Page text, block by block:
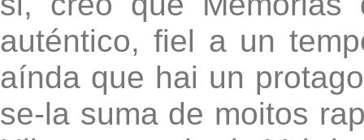
auténtico, fiel a un
aínda que hai un
se-la suma de moitos